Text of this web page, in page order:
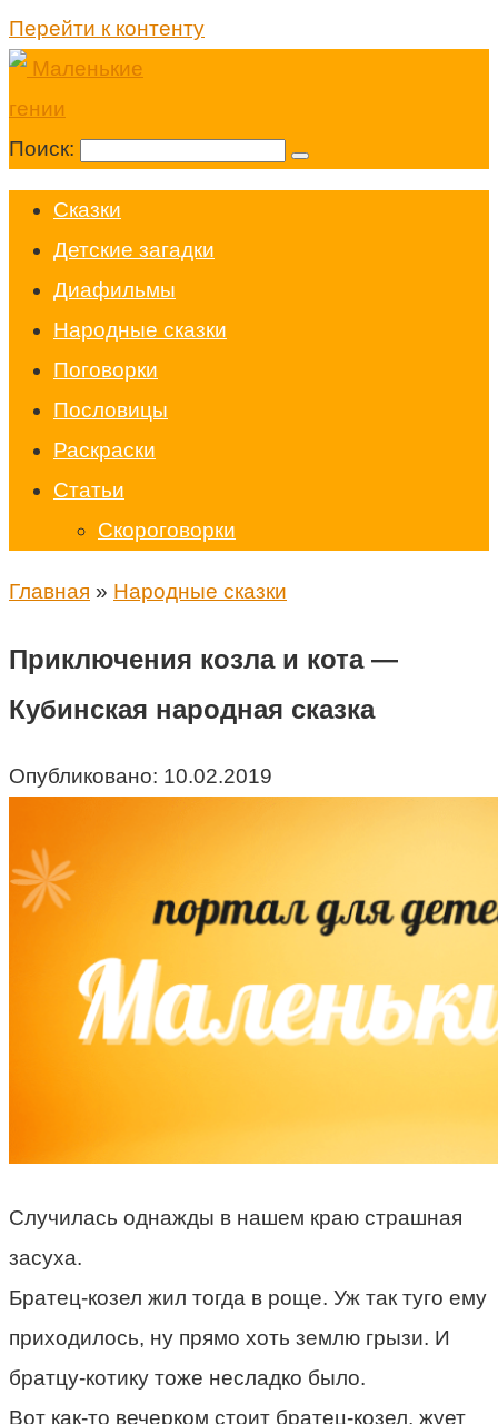
Перейти к контенту
Поиск:
Cказки
Детские загадки
Диафильмы
Народные сказки
Поговорки
Пословицы
Раскраски
Статьи
Скороговорки
Главная » Народные сказки
Приключения козла и кота —
Кубинская народная сказка
Опубликовано: 10.02.2019
Случилась однажды в нашем краю страшная
засуха.
Братец-козел жил тогда в роще. Уж так туго ему
приходилось, ну прямо хоть землю грызи. И
братцу-котику тоже несладко было.
Вот как-то вечерком стоит братец-козел, жует